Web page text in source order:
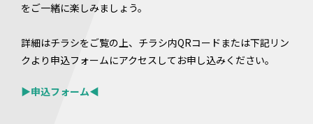
をご一緒に楽しみましょう。
詳細はチラシをご覧の上、チラシ内QRコードまたは下記リン
クより申込フォームにアクセスしてお申し込みください。
▶申込フォーム◀